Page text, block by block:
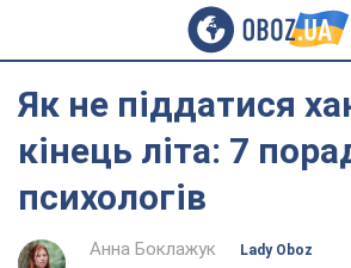
Як не піддатися
кінець літа: 7
психологів
Анна Боклажук
Lady Oboz